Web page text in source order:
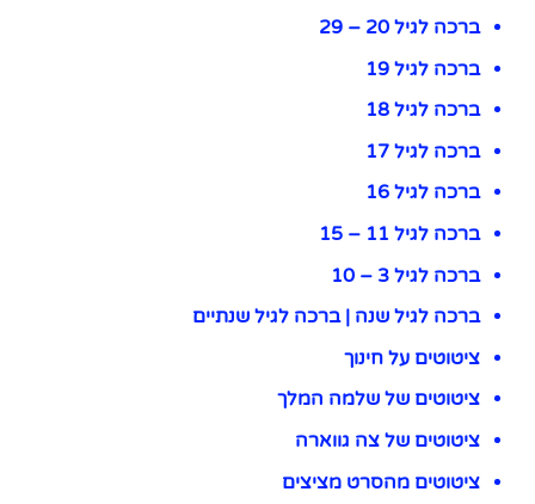
ברכה לגיל 20 – 29
ברכה לגיל 19
ברכה לגיל 18
ברכה לגיל 17
ברכה לגיל 16
ברכה לגיל 11 – 15
ברכה לגיל 3 – 10
ברכה לגיל שנה | ברכה לגיל שנתיים
ציטוטים על חינוך
ציטוטים של שלמה המלך
ציטוטים של צה גווארה
ציטוטים מהסרט מציצים